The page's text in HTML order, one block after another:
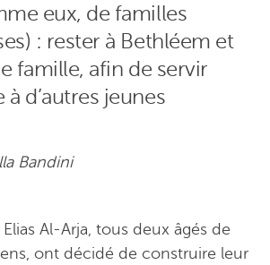
eux, de familles
: rester à Bethléem et
famille, afin de servir
à d’autres jeunes
Bandini
Al-Arja, tous deux âgés de
ont décidé de construire leur